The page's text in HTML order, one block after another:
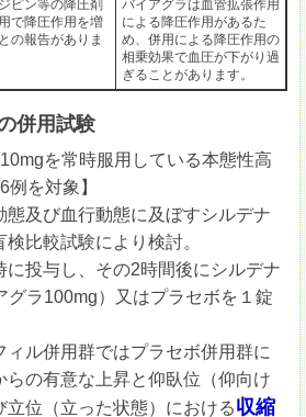
ピン等の降圧剤
で降圧作用を増
の報告がありま
バイアグラは血管拡張作用
による降圧作用があるた
め、併用による降圧作用の
相乗効果で血圧が下がり過
ぎることがあります。
併用試験
を常時服用している本態性高
を対象】
態及び血行動態に及ぼすシルデナ
比較試験により検討。
に投与し、その2時間後にシルデナ
グラ100mg）又はプラセボを１錠
ィル併用群ではプラセボ併用群に
らの有意な上昇と仰臥位（仰向け
立位（立った状態）における収縮